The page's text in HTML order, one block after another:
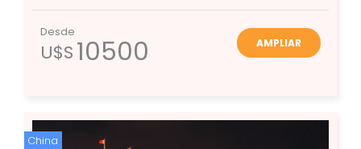
Desde
U$S10500 AMPLIAR
China